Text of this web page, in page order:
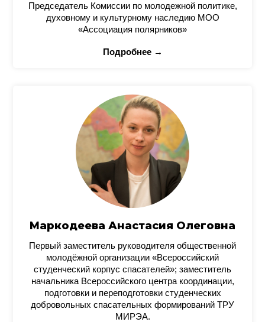
Председатель Комиссии по молодежной политике,
духовному и культурному наследию МОО
«Ассоциация полярников»
Подробнее →
Маркодеева Анастасия Олеговна
Первый заместитель руководителя общественной
молодёжной организации «Всероссийский
студенческий корпус спасателей»; заместитель
начальника Всероссийского центра координации,
подготовки и переподготовки студенческих
добровольных спасательных формирований ТРУ
МИРЭА.